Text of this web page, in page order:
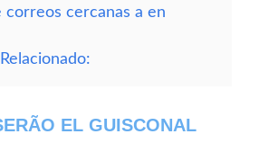
correos cercanas a en
EL GUISCONAL